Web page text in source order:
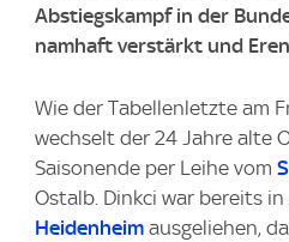
Abstiegskampf in der
namhaft verstärkt und
Wie der Tabellenletzte am
wechselt der 24 Jahre alte
Saisonende per Leihe vom
Ostalb. Dinkci war bereits
Heidenheim ausgeliehen,